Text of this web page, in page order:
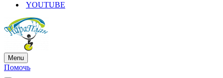
YOUTUBE
Menu
Меню
навигации
Помочь